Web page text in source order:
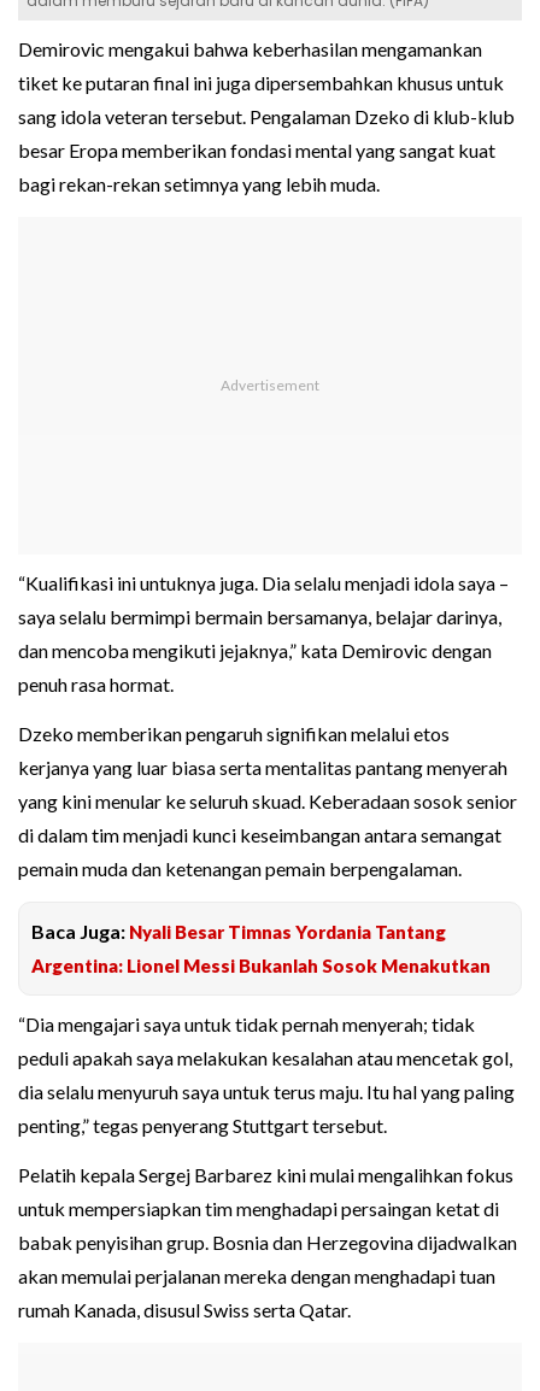
Demirovic mengakui bahwa keberhasilan mengamankan
tiket ke putaran final ini juga dipersembahkan khusus untuk
sang idola veteran tersebut. Pengalaman Dzeko di klub-klub
besar Eropa memberikan fondasi mental yang sangat kuat
bagi rekan-rekan setimnya yang lebih muda.
“Kualifikasi ini untuknya juga. Dia selalu menjadi idola saya –
saya selalu bermimpi bermain bersamanya, belajar darinya,
dan mencoba mengikuti jejaknya,” kata Demirovic dengan
penuh rasa hormat.
Dzeko memberikan pengaruh signifikan melalui etos
kerjanya yang luar biasa serta mentalitas pantang menyerah
yang kini menular ke seluruh skuad. Keberadaan sosok senior
di dalam tim menjadi kunci keseimbangan antara semangat
pemain muda dan ketenangan pemain berpengalaman.
Baca Juga: Nyali Besar Timnas Yordania Tantang
Argentina: Lionel Messi Bukanlah Sosok Menakutkan
“Dia mengajari saya untuk tidak pernah menyerah; tidak
peduli apakah saya melakukan kesalahan atau mencetak gol,
dia selalu menyuruh saya untuk terus maju. Itu hal yang paling
penting,” tegas penyerang Stuttgart tersebut.
Pelatih kepala Sergej Barbarez kini mulai mengalihkan fokus
untuk mempersiapkan tim menghadapi persaingan ketat di
babak penyisihan grup. Bosnia dan Herzegovina dijadwalkan
akan memulai perjalanan mereka dengan menghadapi tuan
rumah Kanada, disusul Swiss serta Qatar.